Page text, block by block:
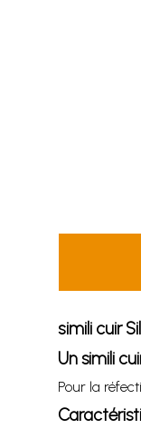
simili cuir
Un simili
Pour la